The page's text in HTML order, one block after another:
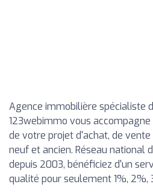
Agence immobilière spécialiste
123webimmo vous
de votre projet d'achat, de
neuf et ancien. Réseau national
depuis 2003, bénéficiez d'un
qualité pour seulement 1%, 2%,